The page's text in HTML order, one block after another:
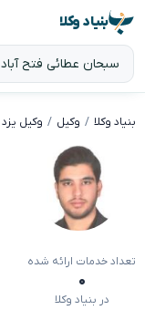
بنیاد وکلا
بنیاد وکلا وکیل وکیل یزد
تعداد خدمات ارائه شده
۰
در بنیاد وکلا